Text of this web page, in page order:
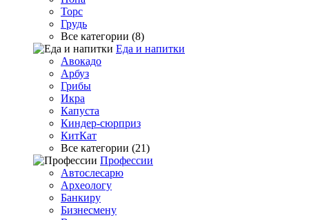
Торс
Грудь
Все категории (8)
Еда и напитки
Авокадо
Арбуз
Грибы
Икра
Капуста
Киндер-сюрприз
КитКат
Все категории (21)
Профессии
Автослесарю
Археологу
Банкиру
Бизнесмену